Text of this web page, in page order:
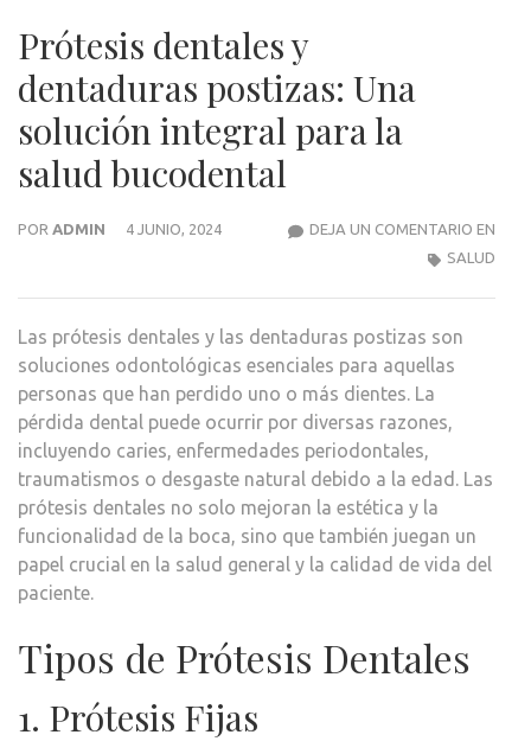
Prótesis dentales y
dentaduras postizas: Una
solución integral para la
salud bucodental
POR ADMIN 4 JUNIO, 2024 DEJA UN COMENTARIO EN
SALUD
Las prótesis dentales y las dentaduras postizas son
soluciones odontológicas esenciales para aquellas
personas que han perdido uno o más dientes. La
pérdida dental puede ocurrir por diversas razones,
incluyendo caries, enfermedades periodontales,
traumatismos o desgaste natural debido a la edad. Las
prótesis dentales no solo mejoran la estética y la
funcionalidad de la boca, sino que también juegan un
papel crucial en la salud general y la calidad de vida del
paciente.
Tipos de Prótesis Dentales
1. Prótesis Fijas